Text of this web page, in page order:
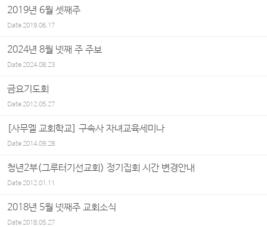
2019년 6월 셋째주
Date2019.06.17
2024년 8월 넷째 주 주보
Date2024.08.23
금요기도회
Date2012.05.27
[사무엘 교회학교] 구속사 자녀교육세미나
Date2014.09.28
청년2부(그루터기선교회) 정기집회 시간 변경안내
Date2012.01.11
2018년 5월 넷째주 교회소식
Date2018.05.27